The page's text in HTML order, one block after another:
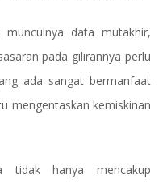
data mutakhir,
pada gilirannya perlu
ada sangat bermanfaat
mengentaskan kemiskinan
hanya mencakup